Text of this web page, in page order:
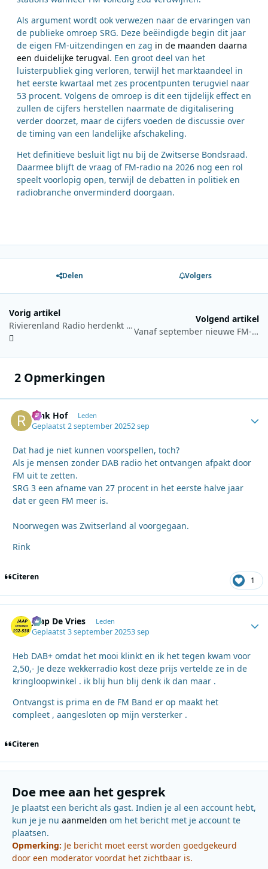
Als argument wordt ook verwezen naar de ervaringen van
de publieke omroep SRG. Deze beëindigde begin dit jaar
de eigen FM-uitzendingen en zag in de maanden daarna
een duidelijke terugval. Een groot deel van het
luisterpubliek ging verloren, terwijl het marktaandeel in
het eerste kwartaal met zes procentpunten terugviel naar
53 procent. Volgens de omroep is dit een tijdelijk effect en
zullen de cijfers herstellen naarmate de digitalisering
verder doorzet, maar de cijfers voeden de discussie over
de timing van een landelijke afschakeling.
Het definitieve besluit ligt nu bij de Zwitserse Bondsraad.
Daarmee blijft de vraag of FM-radio na 2026 nog een rol
speelt voorlopig open, terwijl de debatten in politiek en
radiobranche onverminderd doorgaan.
Delen Volgers
Vorig artikel
Rivierenland Radio herdenkt zeezenders met speciale AB Story van Ad Bouman
Volgend artikel
Vanaf september nieuwe FM-ontvangst voor Hitzzz in Groningen en Drenthe
2 Opmerkingen
Rink Hof Leden
Geplaatst2 september 20252 sep
Dat had je niet kunnen voorspellen, toch?
Als je mensen zonder DAB radio het ontvangen afpakt door
FM uit te zetten.
SRG 3 een afname van 27 procent in het eerste halve jaar
dat er geen FM meer is.
Noorwegen was Zwitserland al voorgegaan.
Rink
Citeren 1
Jaap De Vries Leden
Geplaatst3 september 20253 sep
Heb DAB+ omdat het mooi klinkt en ik het tegen kwam voor
2,50,- Je deze wekkerradio kost deze prijs vertelde ze in de
kringloopwinkel . ik blij hun blij denk ik dan maar .
Ontvangst is prima en de FM Band er op maakt het
compleet , aangesloten op mijn versterker .
Citeren
Doe mee aan het gesprek
Je plaatst een bericht als gast. Indien je al een account hebt,
kun je je nu aanmelden om het bericht met je account te
plaatsen.
Opmerking: Je bericht moet eerst worden goedgekeurd
door een moderator voordat het zichtbaar is.